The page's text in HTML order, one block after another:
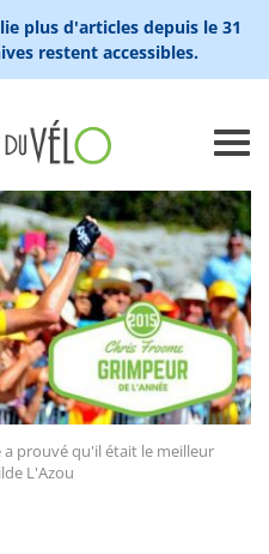
plus d'articles depuis le 31
restent accessibles.
a prouvé qu'il était le meilleur
L'Azou